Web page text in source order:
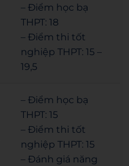
– Điểm học bạ
THPT: 18
– Điểm thi tốt
nghiệp THPT: 15 –
19,5
– Điểm học bạ
THPT: 15
– Điểm thi tốt
nghiệp THPT: 15
– Đánh giá năng